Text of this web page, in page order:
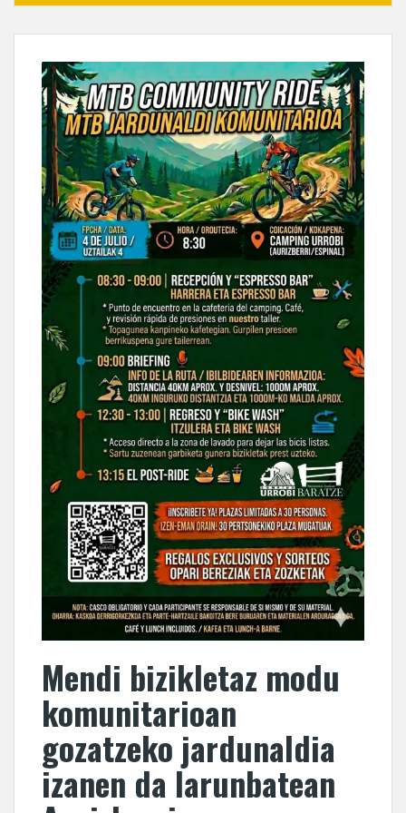
Mendi bizikletaz modu
komunitarioan
gozatzeko jardunaldia
izanen da larunbatean